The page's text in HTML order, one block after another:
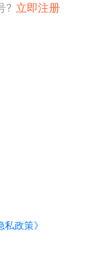
? 立即注册
私政策》